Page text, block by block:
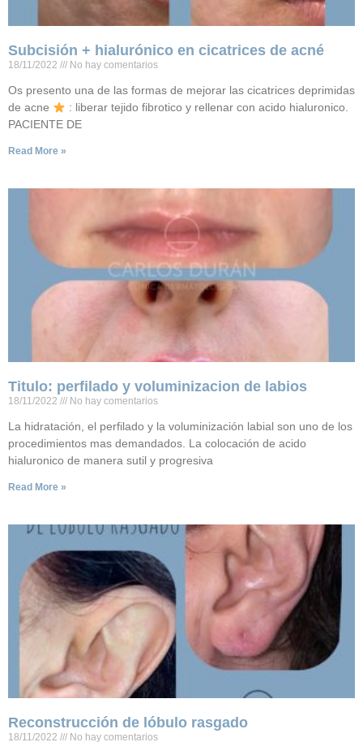
Subcisión + hialurónico en cicatrices de acné
18/11/2022 No hay comentarios
Os presento una de las formas de mejorar las cicatrices deprimidas
de acne
: liberar tejido fibrotico y rellenar con acido hialuronico.
PACIENTE DE
Read More »
Titulo: perfilado y voluminizacion de labios
18/11/2022 No hay comentarios
La hidratación, el perfilado y la voluminización labial son uno de los
procedimientos mas demandados. La colocación de acido
hialuronico de manera sutil y progresiva
Read More »
Reconstrucción de lóbulo rasgado
18/11/2022 No hay comentarios